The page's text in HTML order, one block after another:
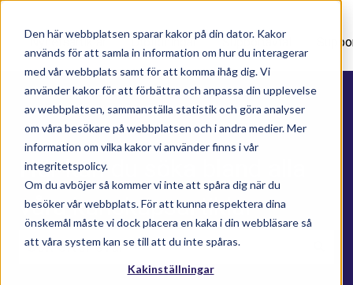
Den här webbplatsen sparar kakor på din dator. Kakor
används för att samla in information om hur du interagerar
med vår webbplats samt för att komma ihåg dig. Vi
använder kakor för att förbättra och anpassa din upplevelse
av webbplatsen, sammanställa statistik och göra analyser
om våra besökare på webbplatsen och i andra medier. Mer
information om vilka kakor vi använder finns i vår
integritetspolicy.
Om du avböjer så kommer vi inte att spåra dig när du
besöker vår webbplats. För att kunna respektera dina
önskemål måste vi dock placera en kaka i din webbläsare så
att våra system kan se till att du inte spåras.
Kakinställningar
Nyhetsartiklar Utbildningar Supportavtal
Här kan du söka bland alla
våra kunskapsartiklar
Det finns inga förslag eftersom sökfältet är